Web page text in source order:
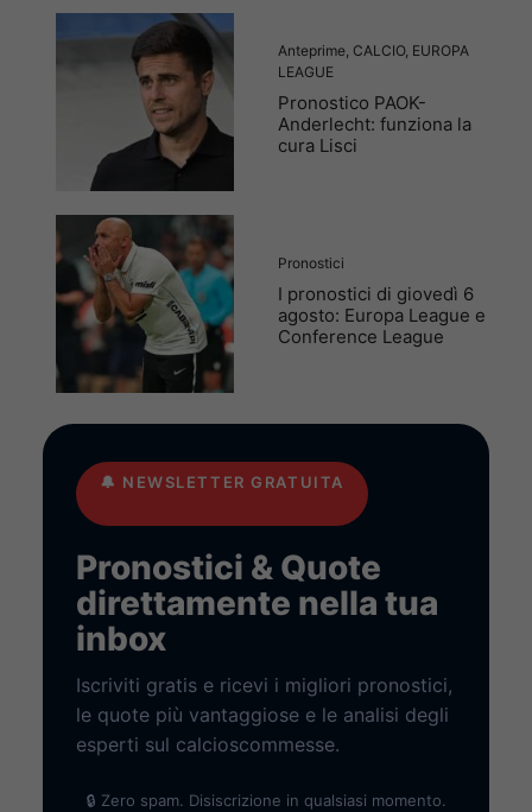
Anteprime, CALCIO, EUROPA
LEAGUE
Pronostico PAOK-
Anderlecht: funziona la
cura Lisci
Pronostici
I pronostici di giovedì 6
agosto: Europa League e
Conference League
🔔 NEWSLETTER GRATUITA
Pronostici & Quote
direttamente nella tua
inbox
Iscriviti gratis e ricevi i migliori pronostici,
le quote più vantaggiose e le analisi degli
esperti sul calcioscommesse.
🔒 Zero spam. Disiscrizione in qualsiasi momento.